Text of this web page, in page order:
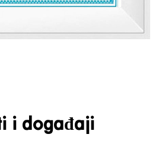
i događaji